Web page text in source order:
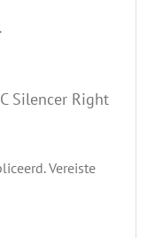
Silencer Right
Vereiste